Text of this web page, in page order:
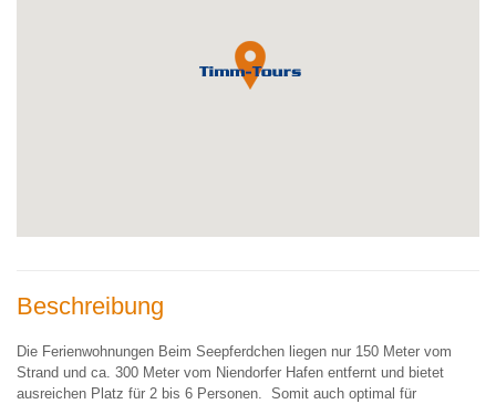
Beschreibung
Die Ferienwohnungen Beim Seepferdchen liegen nur 150 Meter vom
Strand und ca. 300 Meter vom Niendorfer Hafen entfernt und bietet
ausreichen Platz für 2 bis 6 Personen. Somit auch optimal für